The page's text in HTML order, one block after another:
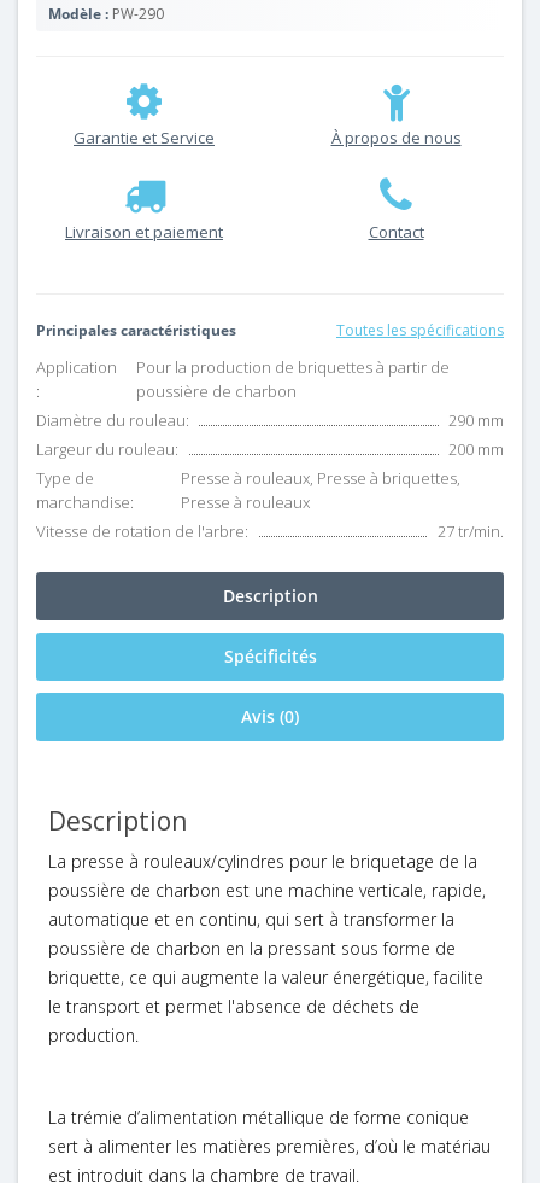
Modèle : PW-290
Garantie et Service À propos de nous
Livraison et paiement Contact
Principales caractéristiques Toutes les spécifications
Application
:
Pour la production de briquettes à partir de
poussière de charbon
Diamètre du rouleau:
290 mm
Largeur du rouleau:
200 mm
Type de
marchandise:
Presse à rouleaux, Presse à briquettes,
Presse à rouleaux
Vitesse de rotation de l'arbre:
27 tr/min.
Description
Spécificités
Avis (0)
Description
La presse à rouleaux/cylindres pour le briquetage de la
poussière de charbon est une machine verticale, rapide,
automatique et en continu, qui sert à transformer la
poussière de charbon en la pressant sous forme de
briquette, ce qui augmente la valeur énergétique, facilite
le transport et permet l'absence de déchets de
production.
La trémie d’alimentation métallique de forme conique
sert à alimenter les matières premières, d’où le matériau
est introduit dans la chambre de travail.